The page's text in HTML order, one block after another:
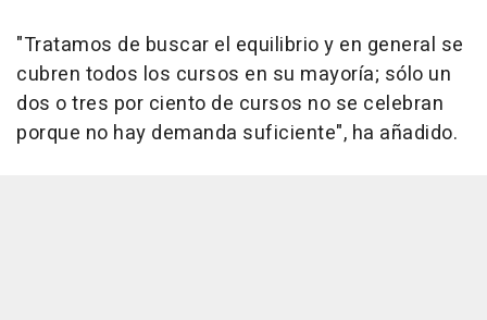
"Tratamos de buscar el equilibrio y en general se
cubren todos los cursos en su mayoría; sólo un
dos o tres por ciento de cursos no se celebran
porque no hay demanda suficiente", ha añadido.